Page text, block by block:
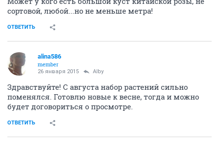
сортовой, любой...но не меньше метра!
ОТВЕТИТЬ
alina586
member
26 января 2015 Alby
Здравствуйте! С августа набор растений сильно
поменялся. Готовлю новые к весне, тогда и можно
будет договориться о просмотре.
ОТВЕТИТЬ